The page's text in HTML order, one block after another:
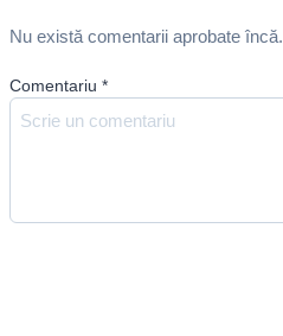
Nu există comentarii aprobate încă.
Comentariu *